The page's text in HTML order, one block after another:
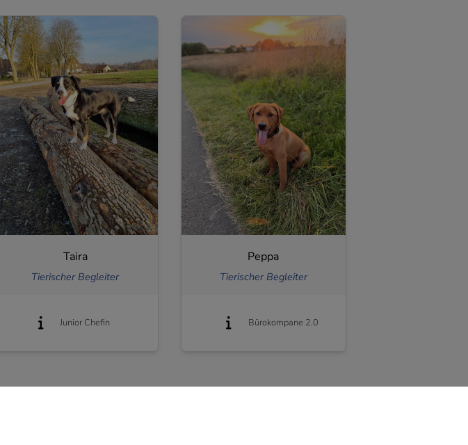
Taira
Tierischer Begleiter
Junior Chefin
Peppa
Tierischer Begleiter
Bürokompane 2.0